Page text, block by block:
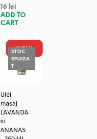
16 lei
ADD TO
CART
NOU!
STOC
EPUIZA
T
Ulei
masaj
LAVANDA
si
ANANAS